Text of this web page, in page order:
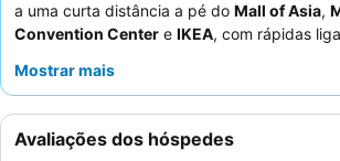
a uma curta distância a pé do Mall of Asia,
Convention Center e IKEA, com rápidas
elogiadobuffet de pequeno-almoço
hóspedes destacam consistentemente os
excecionais, descritos como simpáticos,
Mostrar mais
Avaliações dos hóspedes